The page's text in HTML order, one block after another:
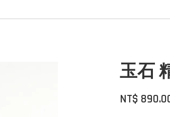
玉石
NT$